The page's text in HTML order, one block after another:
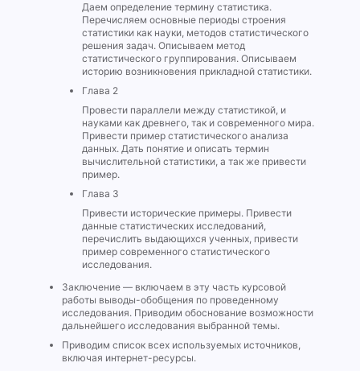
Даем определение термину статистика.
Перечисляем основные периоды строения
статистики как науки, методов статистического
решения задач. Описываем метод
статистического группирования. Описываем
историю возникновения прикладной статистики.
Глава 2
Провести параллели между статистикой, и
науками как древнего, так и современного мира.
Привести пример статистического анализа
данных. Дать понятие и описать термин
вычислительной статистики, а так же привести
пример.
Глава 3
Привести исторические примеры. Привести
данные статистических исследований,
перечислить выдающихся ученных, привести
пример современного статистического
исследования.
Заключение — включаем в эту часть курсовой
работы выводы-обобщения по проведенному
исследования. Приводим обоснование возможности
дальнейшего исследования выбранной темы.
Приводим список всех используемых источников,
включая интернет-ресурсы.